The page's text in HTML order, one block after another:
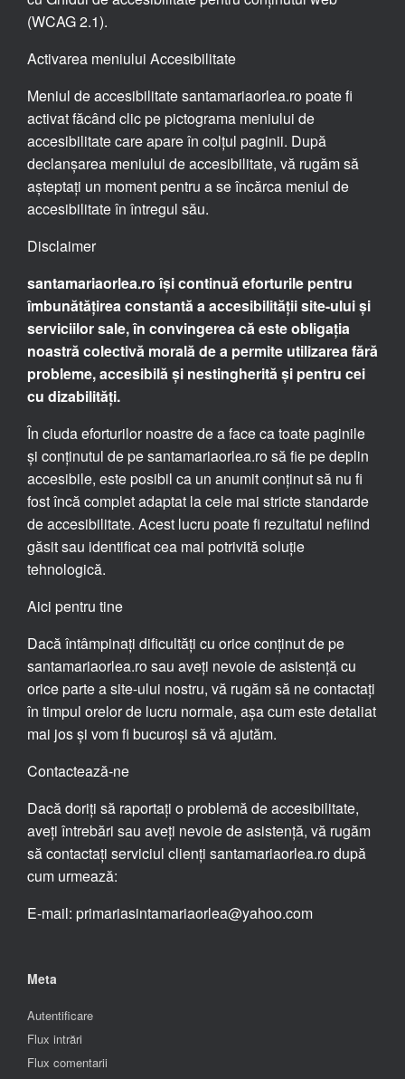
(WCAG 2.1).
Activarea meniului Accesibilitate
Meniul de accesibilitate santamariaorlea.ro poate fi
activat făcând clic pe pictograma meniului de
accesibilitate care apare în colțul paginii. După
declanșarea meniului de accesibilitate, vă rugăm să
așteptați un moment pentru a se încărca meniul de
accesibilitate în întregul său.
Disclaimer
santamariaorlea.ro își continuă eforturile pentru
îmbunătățirea constantă a accesibilității site-ului și
serviciilor sale, în convingerea că este obligația
noastră colectivă morală de a permite utilizarea fără
probleme, accesibilă și nestingherită și pentru cei
cu dizabilități.
În ciuda eforturilor noastre de a face ca toate paginile
și conținutul de pe santamariaorlea.ro să fie pe deplin
accesibile, este posibil ca un anumit conținut să nu fi
fost încă complet adaptat la cele mai stricte standarde
de accesibilitate. Acest lucru poate fi rezultatul nefiind
găsit sau identificat cea mai potrivită soluție
tehnologică.
Aici pentru tine
Dacă întâmpinați dificultăți cu orice conținut de pe
santamariaorlea.ro sau aveți nevoie de asistență cu
orice parte a site-ului nostru, vă rugăm să ne contactați
în timpul orelor de lucru normale, așa cum este detaliat
mai jos și vom fi bucuroși să vă ajutăm.
Contactează-ne
Dacă doriți să raportați o problemă de accesibilitate,
aveți întrebări sau aveți nevoie de asistență, vă rugăm
să contactați serviciul clienți santamariaorlea.ro după
cum urmează:
E-mail: primariasintamariaorlea@yahoo.com
Meta
Autentificare
Flux intrări
Flux comentarii